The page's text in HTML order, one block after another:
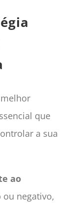
que
a sua
ao
ou negativo,